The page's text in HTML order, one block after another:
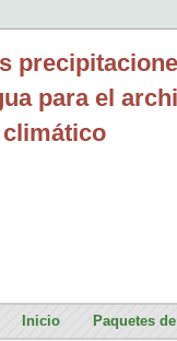
para el
Inicio Paquetes